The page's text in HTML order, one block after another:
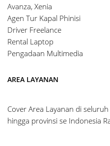
Avanza, Xenia
Agen Tur Kapal Phinisi
Driver Freelance
Rental Laptop
Pengadaan Multimedia
AREA LAYANAN
Cover Area Layanan di
hingga provinsi se Indonesia